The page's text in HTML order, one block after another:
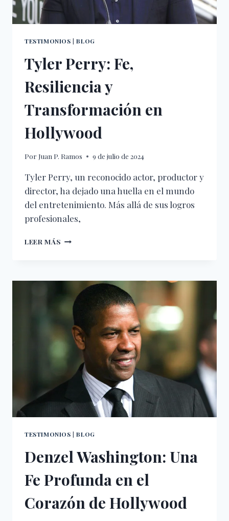
TESTIMONIOS |BLOG
Tyler Perry: Fe,
Resiliencia y
Transformación en
Hollywood
Por Juan P. Ramos 9 de julio de 2024
Tyler Perry, un reconocido actor, productor y
director, ha dejado una huella en el mundo
del entretenimiento. Más allá de sus logros
profesionales,
LEER MÁS TYLER
Y
TRANSFORMACIÓN
EN
HOLLYWOOD
TESTIMONIOS |BLOG
Denzel Washington: Una
Fe Profunda en el
Corazón de Hollywood